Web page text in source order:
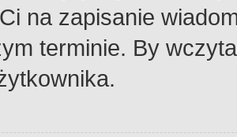
na zapisanie
terminie. By